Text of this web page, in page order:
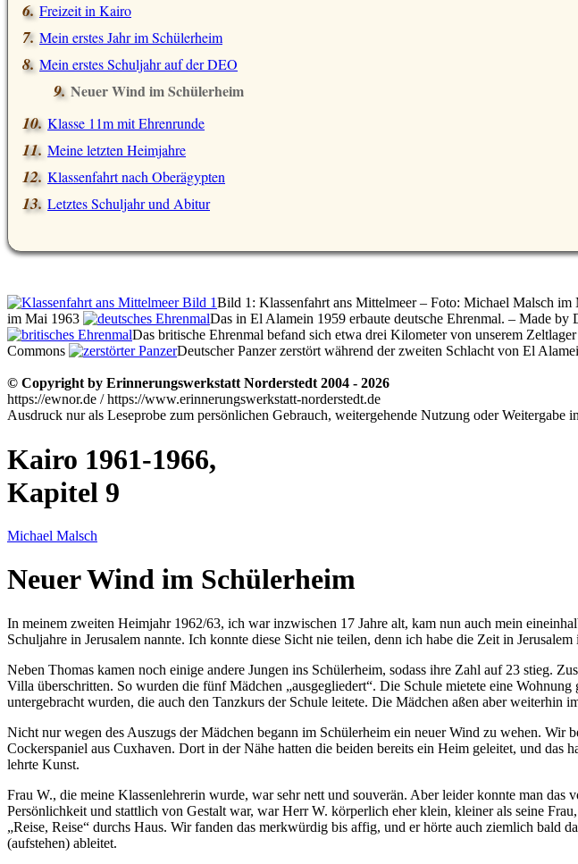
Freizeit in Kairo
Mein erstes Jahr im Schülerheim
Mein erstes Schuljahr auf der DEO
Neuer Wind im Schülerheim
Klasse 11m mit Ehrenrunde
Meine letzten Heimjahre
Klassenfahrt nach Oberägypten
Letztes Schuljahr und Abitur
Bild 1: Klassenfahrt ans Mittelmeer – Foto: Michael Malsch im
im Mai 1963
Das in El Alamein 1959 erbaute deutsche Ehrenmal. – Made
Das britische Ehrenmal befand sich etwa drei Kilometer von unserem
Commons
Deutscher Panzer zerstört während der zweiten Schlacht von El
© Copyright by Erinnerungswerkstatt Norderstedt 2004 - 2026
https://ewnor.de / https://www.erinnerungswerkstatt-norderstedt.de
Ausdruck nur als Leseprobe zum persönlichen Gebrauch, weitergehende Nutzung oder
Kairo 1961-1966,
Kapitel 9
Michael Malsch
Neuer Wind im Schülerheim
In meinem zweiten Heimjahr 1962/63, ich war inzwischen 17 Jahre alt, kam nun auch mein
Schuljahre in Jerusalem nannte. Ich konnte diese Sicht nie teilen, denn ich habe die Zeit in
Neben Thomas kamen noch einige andere Jungen ins Schülerheim, sodass ihre Zahl auf 23 stieg.
Villa überschritten. So wurden die fünf Mädchen
ausgegliedert . Die Schule mietete eine
untergebracht wurden, die auch den Tanzkurs der Schule leitete. Die Mädchen aßen aber weiterhin
Nicht nur wegen des Auszugs der Mädchen begann im Schülerheim ein neuer Wind zu wehen.
Cockerspaniel aus Cuxhaven. Dort in der Nähe hatten die beiden bereits ein Heim geleitet, und
lehrte Kunst.
Frau W., die meine Klassenlehrerin wurde, war sehr nett und souverän. Aber leider konnte man
Persönlichkeit und stattlich von Gestalt war, war Herr W. körperlich eher klein, kleiner als seine
Reise, Reise
durchs Haus. Wir fanden das merkwürdig bis affig, und er hörte auch ziemlich bald
(aufstehen) ableitet.